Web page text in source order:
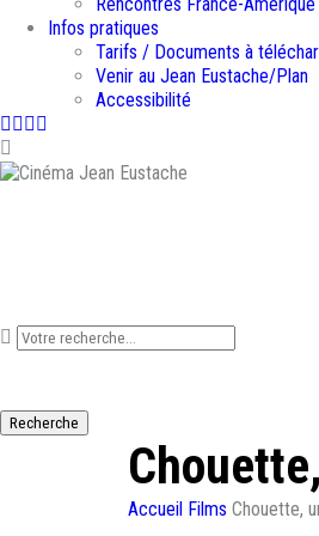
Infos pratiques
Tarifs / Documents à
Venir au Jean Eustache/Plan
Accessibilité
Facebook
Instagram
Youtube
Recherche
Accueil Films Chouette,